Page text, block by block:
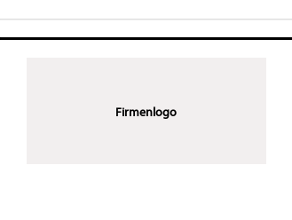
Firmenlogo